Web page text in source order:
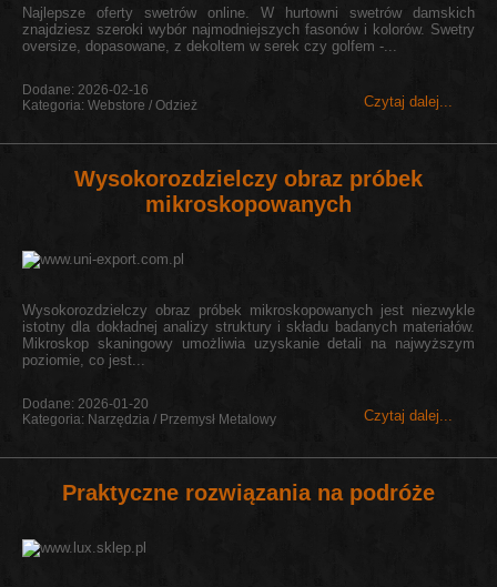
Najlepsze oferty swetrów online. W hurtowni swetrów damskich
znajdziesz szeroki wybór najmodniejszych fasonów i kolorów. Swetry
oversize, dopasowane, z dekoltem w serek czy golfem -...
Czytaj dalej...
Dodane: 2026-02-16
Kategoria: Webstore / Odzież
Wysokorozdzielczy obraz próbek
mikroskopowanych
Wysokorozdzielczy obraz próbek mikroskopowanych jest niezwykle
istotny dla dokładnej analizy struktury i składu badanych materiałów.
Mikroskop skaningowy umożliwia uzyskanie detali na najwyższym
poziomie, co jest...
Czytaj dalej...
Dodane: 2026-01-20
Kategoria: Narzędzia / Przemysł Metalowy
Praktyczne rozwiązania na podróże